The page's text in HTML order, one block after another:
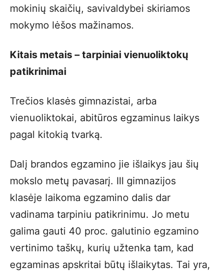
mokinių skaičių, savivaldybei skiriamos
mokymo lėšos mažinamos.
Kitais metais – tarpiniai vienuoliktokų
patikrinimai
Trečios klasės gimnazistai, arba
vienuoliktokai, abitūros egzaminus laikys
pagal kitokią tvarką.
Dalį brandos egzamino jie išlaikys jau šių
mokslo metų pavasarį. III gimnazijos
klasėje laikoma egzamino dalis dar
vadinama tarpiniu patikrinimu. Jo metu
galima gauti 40 proc. galutinio egzamino
vertinimo taškų, kurių užtenka tam, kad
egzaminas apskritai būtų išlaikytas. Tai yra,